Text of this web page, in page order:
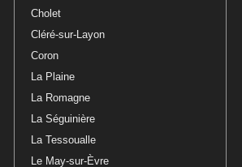
Cholet
Cléré-sur-Layon
Coron
La Plaine
La Romagne
La Séguinière
La Tessoualle
Le May-sur-Èvre